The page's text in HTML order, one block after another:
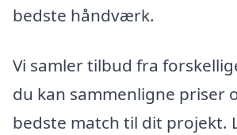
bedste håndværk.
Vi samler tilbud fra
du kan sammenligne priser
bedste match til dit projekt.